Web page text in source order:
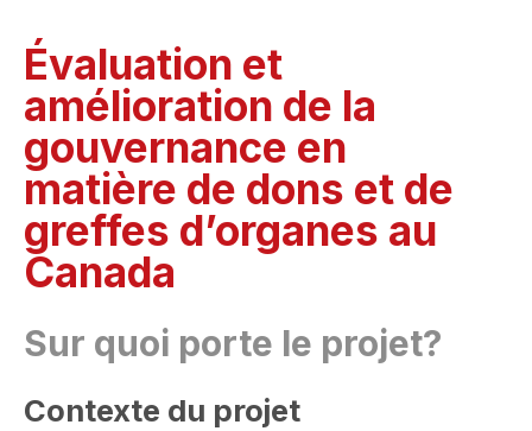
Évaluation et
amélioration de la
gouvernance en
matière de dons et de
greffes d’organes au
Canada
Sur quoi porte le projet?
Contexte du projet